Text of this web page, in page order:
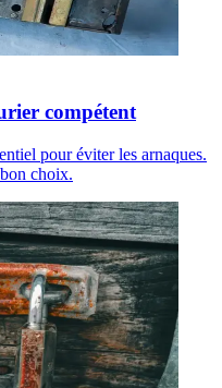
compétent
pour éviter les arnaques.
choix.